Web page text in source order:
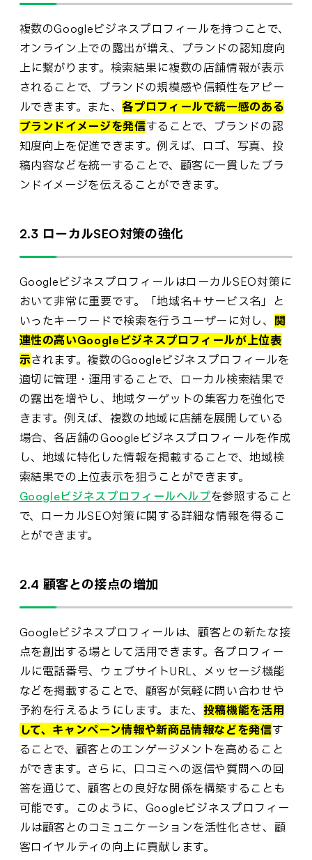
複数のGoogleビジネスプロフィールを持つことで、
オンライン上での露出が増え、ブランドの認知度向
上に繋がります。検索結果に複数の店舗情報が表示
されることで、ブランドの規模感や信頼性をアピー
ルできます。また、各プロフィールで統一感のある
ブランドイメージを発信することで、ブランドの認
知度向上を促進できます。例えば、ロゴ、写真、投
稿内容などを統一することで、顧客に一貫したブラ
ンドイメージを伝えることができます。
2.3 ローカルSEO対策の強化
GoogleビジネスプロフィールはローカルSEO対策に
おいて非常に重要です。「地域名＋サービス名」と
いったキーワードで検索を行うユーザーに対し、 関
連性の高いGoogleビジネスプロフィールが上位表
示されます。複数のGoogleビジネスプロフィールを
適切に管理・運用することで、ローカル検索結果で
の露出を増やし、地域ターゲットの集客力を強化で
きます。例えば、複数の地域に店舗を展開している
場合、各店舗のGoogleビジネスプロフィールを作成
し、地域に特化した情報を掲載することで、地域検
索結果での上位表示を狙うことができます。
Googleビジネスプロフィールヘルプを参照すること
で、ローカルSEO対策に関する詳細な情報を得るこ
とができます。
2.4 顧客との接点の増加
Googleビジネスプロフィールは、顧客との新たな接
点を創出する場として活用できます。各プロフィー
ルに電話番号、ウェブサイトURL、メッセージ機能
などを掲載することで、顧客が気軽に問い合わせや
予約を行えるようにします。また、 投稿機能を活用
して、キャンペーン情報や新商品情報などを発信す
ることで、顧客とのエンゲージメントを高めること
ができます。さらに、口コミへの返信や質問への回
答を通じて、顧客との良好な関係を構築することも
可能です。このように、Googleビジネスプロフィー
ルは顧客とのコミュニケーションを活性化させ、顧
客ロイヤルティの向上に貢献します。